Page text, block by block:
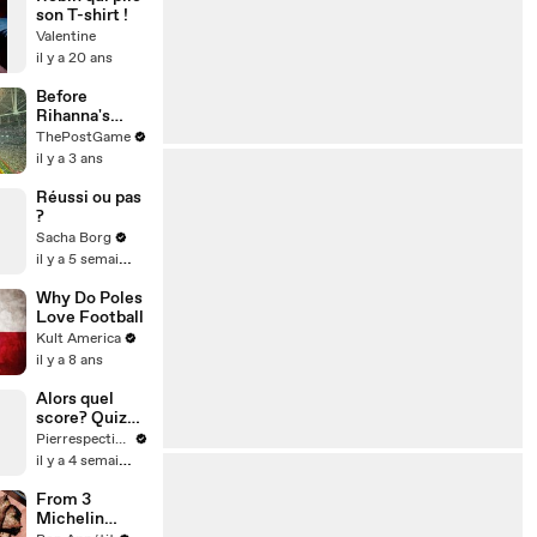
son T-shirt !
Valentine
il y a 20 ans
Before
Rihanna's
Super Bowl
LVII Halftime
Construction
Timelapse
ThePostGame
il y a 3 ans
Réussi ou pas
?
Sacha Borg
il y a 5 semaines
Why Do Poles
Love Football
Kult America
il y a 8 ans
Alors quel
score? Quiz
culture G Pierrespectives
il y a 4 semaines
From 3
Michelin